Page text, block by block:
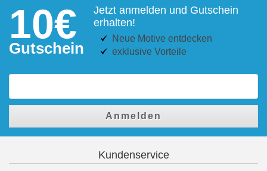
10€
Gutschein
Jetzt anmelden und Gutschein
erhalten!
Neue Motive entdecken
exklusive Vorteile
Anmelden
Kundenservice